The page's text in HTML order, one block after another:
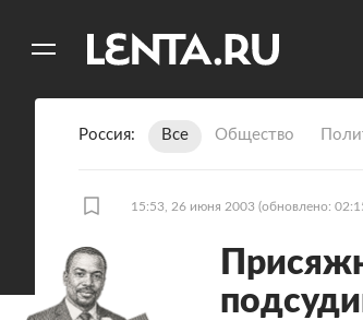
Россия Все Общество
15:53, 26 июня 2003 (обновлено: